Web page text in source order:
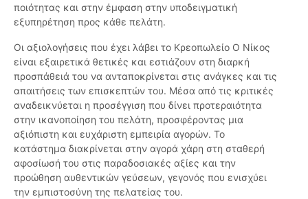
ποιότητας και στην έμφαση στην υποδειγματική
εξυπηρέτηση προς κάθε πελάτη.
Οι αξιολογήσεις που έχει λάβει το Κρεοπωλείο Ο Νίκος
είναι εξαιρετικά θετικές και εστιάζουν στη διαρκή
προσπάθειά του να ανταποκρίνεται στις ανάγκες και τις
απαιτήσεις των επισκεπτών του. Μέσα από τις κριτικές
αναδεικνύεται η προσέγγιση που δίνει προτεραιότητα
στην ικανοποίηση του πελάτη, προσφέροντας μια
αξιόπιστη και ευχάριστη εμπειρία αγορών. Το
κατάστημα διακρίνεται στην αγορά χάρη στη σταθερή
αφοσίωσή του στις παραδοσιακές αξίες και την
προώθηση αυθεντικών γεύσεων, γεγονός που ενισχύει
την εμπιστοσύνη της πελατείας του.